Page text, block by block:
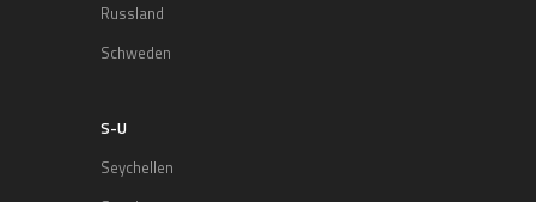
Russland
Schweden
S-U
Seychellen